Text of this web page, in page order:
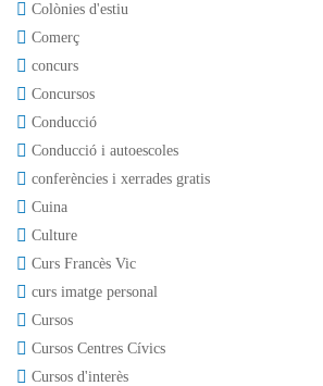
Colònies d'estiu
Comerç
concurs
Concursos
Conducció
Conducció i autoescoles
conferències i xerrades gratis
Cuina
Culture
Curs Francès Vic
curs imatge personal
Cursos
Cursos Centres Cívics
Cursos d'interès